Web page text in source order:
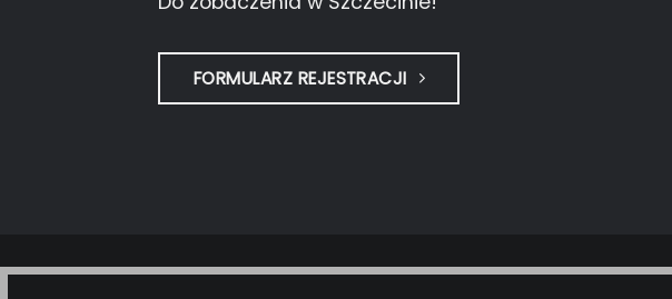
FORMULARZ REJESTRACJI